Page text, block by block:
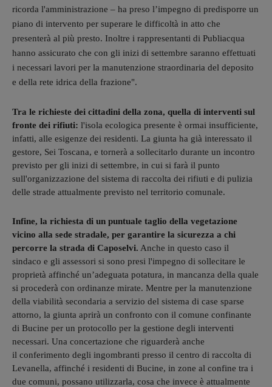
ricorda l'amministrazione – ha preso l’impegno di predisporre un
piano di intervento per superare le difficoltà in atto che
presenterà al più presto. Inoltre i rappresentanti di Publiacqua
hanno assicurato che con gli inizi di settembre saranno effettuati
i necessari lavori per la manutenzione straordinaria del deposito
e della rete idrica della frazione".
Tra le richieste dei cittadini della zona, quella di interventi sul
fronte dei rifiuti: l'isola ecologica presente è ormai insufficiente,
infatti, alle esigenze dei residenti. La giunta ha già interessato il
gestore, Sei Toscana, e tornerà a sollecitarlo durante un incontro
previsto per gli inizi di settembre, in cui si farà il punto
sull'organizzazione del sistema di raccolta dei rifiuti e di pulizia
delle strade attualmente previsto nel territorio comunale.
Infine, la richiesta di un puntuale taglio della vegetazione
vicino alla sede stradale, per garantire la sicurezza a chi
percorre la strada di Caposelvi. Anche in questo caso il
sindaco e gli assessori si sono presi l'impegno di sollecitare le
proprietà affinché un’adeguata potatura, in mancanza della quale
si procederà con ordinanze mirate. Mentre per la manutenzione
della viabilità secondaria a servizio del sistema di case sparse
attorno, la giunta aprirà un confronto con il comune confinante
di Bucine per un protocollo per la gestione degli interventi
necessari. Una concertazione che riguarderà anche
il conferimento degli ingombranti presso il centro di raccolta di
Levanella, affinché i residenti di Bucine, in zone al confine tra i
due comuni, possano utilizzarla, cosa che invece è attualmente